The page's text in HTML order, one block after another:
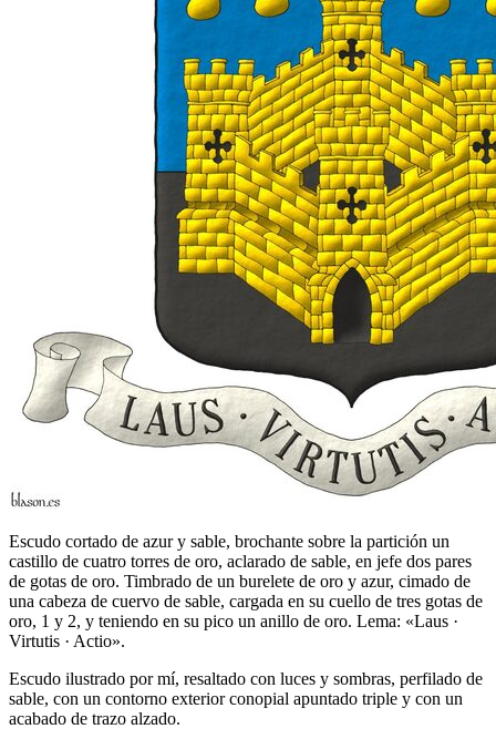
Escudo cortado de azur y sable, brochante sobre la partición un
castillo de cuatro torres de oro, aclarado de sable, en jefe dos pares
de gotas de oro. Timbrado de un burelete de oro y azur, cimado de
una cabeza de cuervo de sable, cargada en su cuello de tres gotas de
oro, 1 y 2, y teniendo en su pico un anillo de oro. Lema: «Laus ·
Virtutis · Actio».
Escudo ilustrado por mí, resaltado con luces y sombras, perfilado de
sable, con un contorno exterior conopial apuntado triple y con un
acabado de trazo alzado.